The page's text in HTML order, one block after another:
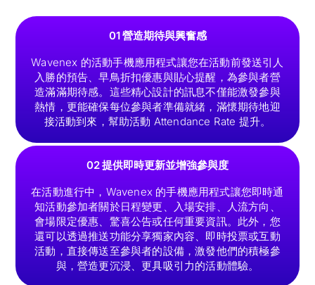
01 營造期待與興奮感
Wavenex 的活動手機應用程式讓您在活動前發送引人
入勝的預告、早鳥折扣優惠與貼心提醒，為參與者營
造滿滿期待感。這些精心設計的訊息不僅能激發參與
熱情，更能確保每位參與者準備就緒，滿懷期待地迎
接活動到來，幫助活動 Attendance Rate 提升。
02 提供即時更新並增強參與度
在活動進行中，Wavenex 的手機應用程式讓您即時通
知活動參加者關於日程變更、入場安排、人流方向、
會場限定優惠、驚喜公告或任何重要資訊。此外，您
還可以透過推送功能分享獨家內容、即時投票或互動
活動，直接傳送至參與者的設備，激發他們的積極參
與，營造更沉浸、更具吸引力的活動體驗。